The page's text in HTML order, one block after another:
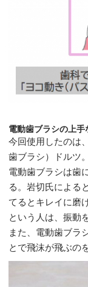
電動歯ブラシの上手
今回使用したのは
歯ブラシ）ドルツ。
電動歯ブラシは歯
る。岩切氏による
てるとキレイに磨
という人は、振動
また、電動歯ブラ
とで飛沫が飛ぶの